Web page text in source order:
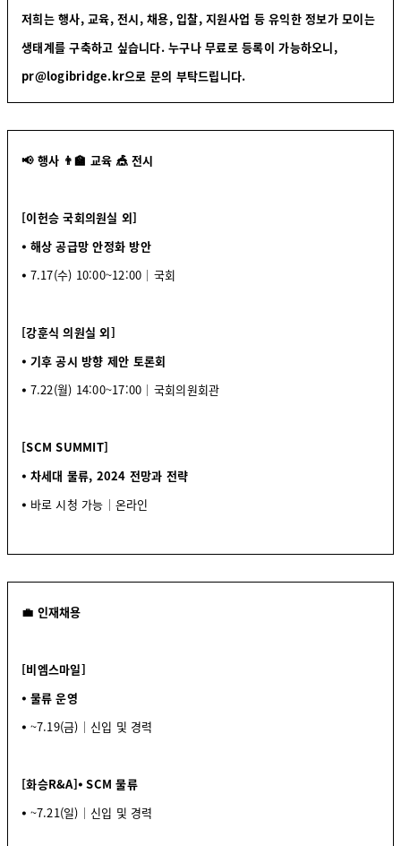
저희는 행사, 교육, 전시, 채용, 입찰, 지원사업 등 유익한 정보가 모이는
생태계를 구축하고 싶습니다. 누구나 무료로 등록이 가능하오니,
pr@logibridge.kr으로 문의 부탁드립니다.
📢 행사 👨‍🏫 교육 🎪 전시
[이헌승 국회의원실 외]
⦁ 해상 공급망 안정화 방안
⦁ 7.17(수) 10:00~12:00│국회
[강훈식 의원실 외]
⦁ 기후 공시 방향 제안 토론회
⦁ 7.22(월) 14:00~17:00│국회의원회관
[SCM SUMMIT]
⦁ 차세대 물류, 2024 전망과 전략
⦁ 바로 시청 가능│온라인
💼 인재채용
[비엠스마일]
⦁ 물류 운영
⦁ ~7.19(금)│신입 및 경력
[화승R&A]⦁ SCM 물류
⦁ ~7.21(일)│신입 및 경력